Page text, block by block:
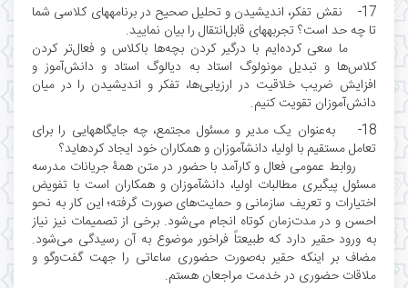
17- نقش تفکر، اندیشیدن و تحلیل صحیح در برنامههای کلاسی شما
تا چه حد است؟ تجربههای قابل‌انتقال را بیان نمایید.
ما سعی کرده‌ایم با درگیر کردن بچه‌ها باکلاس و فعال‌تر کردن
کلاس‌ها و تبدیل مونولوگ استاد به دیالوگ استاد و دانش‌آموز و
افزایش ضریب خلاقیت در ارزیابی‌ها، تفکر و اندیشیدن را در میان
دانش‌آموزان تقویت کنیم.
18- به‌عنوان یک مدیر و مسئول مجتمع، چه جایگاههایی را برای
تعامل مستقیم با اولیا، دانشآموزان و همکاران خود ایجاد کردهاید؟
روابط عمومی فعال و کارآمد با حضور در متن همۀ جریانات مدرسه
مسئول پیگیری مطالبات اولیا، دانشآموزان و همکاران است با تفویض
اختیارات و تعریف سازمانی و حمایت‌های صورت گرفته؛ این کار به نحو
احسن و در مدت‌زمان کوتاه انجام می‌شود. برخی از تصمیمات نیز نیاز
به ورود حقیر دارد که طبیعتاً فراخور موضوع به آن رسیدگی می‌شود.
مضاف بر اینکه حقیر به‌صورت حضوری ساعاتی را جهت گفت‌وگو و
ملاقات حضوری در خدمت مراجعان هستم.